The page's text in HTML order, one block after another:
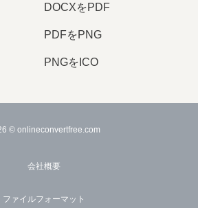
DOCXをPDF
PDFをPNG
PNGをICO
© onlineconvertfree.com
会社概要
ファイルフォーマット